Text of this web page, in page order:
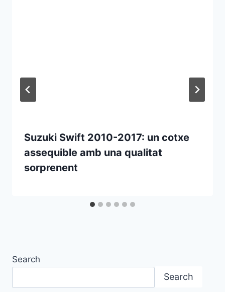
Suzuki Swift 2010-2017: un cotxe
assequible amb una qualitat
sorprenent
Search
Search